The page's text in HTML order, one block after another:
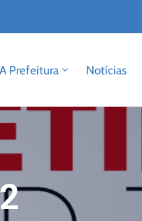
A Prefeitura Notícias